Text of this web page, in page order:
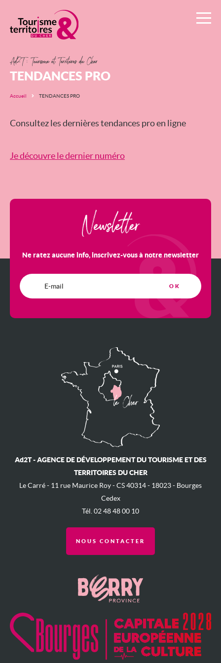
Ad2T
Tourisme
et
Cher
Ad2T : Tourisme et Territoires du Cher
TENDANCES PRO
Accueil TENDANCES PRO
Consultez les dernières tendances pro en ligne
Je découvre le dernier numéro
Newsletter
Ne ratez aucune info, inscrivez-vous à notre newsletter
Ad2T - AGENCE DE DÉVELOPPEMENT DU TOURISME ET DES
TERRITOIRES DU CHER
Le Carré - ​11 rue Maurice Roy - ​CS 40314 - 18023 - Bourges
Cedex
Tél. 02 48 48 00 10
NOUS CONTACTER